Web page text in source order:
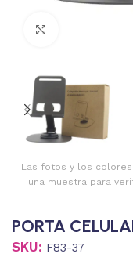
Las fotos y los
una muestra para
PORTA
SKU: F83-37